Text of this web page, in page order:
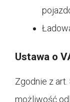
Ustawa o
Zgodnie z art.
możliwość